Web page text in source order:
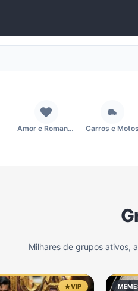
Amor e Romance Carros e Motos
Receitas Redes Sociais
Milhares de grupos ativos,
VIP